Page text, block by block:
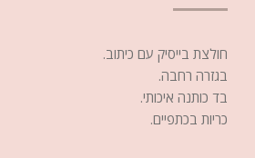
חולצת בייסיק עם כיתוב.
בגזרה רחבה.
בד כותנה איכותי.
כריות בכתפיים.